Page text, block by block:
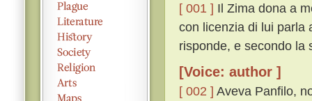
[ 001 ] Il Zima dona a
con licenzia di lui parla
risponde, e secondo la
[Voice: author ]
[ 002 ] Aveva Panfilo,